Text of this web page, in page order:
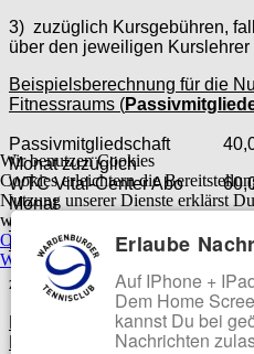
3) zuzüglich Kursgebühren,
über den jeweiligen
Beispielsberechnung für die
Fitnessraums (
Passivmitgliedschaft
Monat zuzüglich
WTC Vital-Center Abo
Monat
Gesamtkosten
Monat
zzgl. Kursgebühren falls gebucht
Beispielsberechnung für die
Fitnessraums (
Wir benutzen Cookies
Cookies erleichtern die
Nutzung unserer Dienste erklärst
wir Cookies verwenden.
OK
Ablehnen
Weitere Informationen
Erlaube
Auf IPhone +
Dem Home
kannst Du bei
Nachrichten